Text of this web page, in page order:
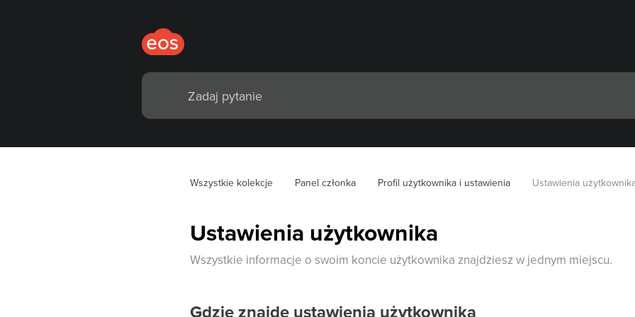
Wszystkie kolekcje Panel członka Profil użytkownika i ustawienia Ustawienia
Ustawienia użytkownika
Wszystkie informacje o swoim koncie użytkownika znajdziesz w jednym miejscu.